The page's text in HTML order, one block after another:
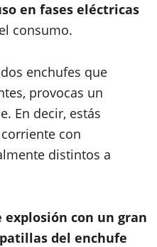
en fases eléctricas
consumo.
enchufes que
provocas un
En decir, estás
con
distintos a
con un gran
del enchufe